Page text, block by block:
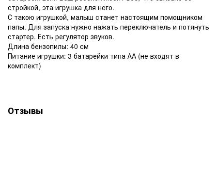
стройкой, эта игрушка для него.
С такою игрушкой, малыш станет настоящим помощником
папы. Для запуска нужно нажать переключатель и потянуть
стартер. Есть регулятор звуков.
Длина бензопилы: 40 см
Питание игрушки: 3 батарейки типа АА (не входят в
комплект)
Отзывы